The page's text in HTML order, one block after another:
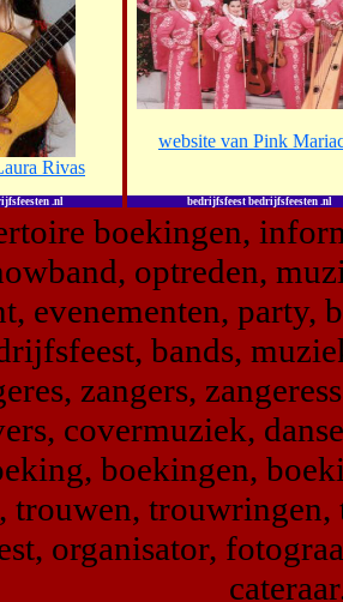
Rivas
.nl
website van Pink
bedrijfsfeest bedrijfsfeesten .nl
boekingen,
optreden,
evenementen,
bands,
zangers,
covermuziek,
boekingen,
trouwen,
organisator,